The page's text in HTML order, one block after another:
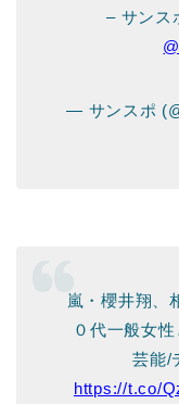
– サンス
— サンスポ
嵐・櫻井翔、
０代一般女
芸能/
https://t.co/